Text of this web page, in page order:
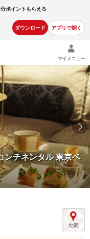
ポイントもらえる
ダウンロード アプリで開く
マイメニュー
ンチネンタル 東京ベ